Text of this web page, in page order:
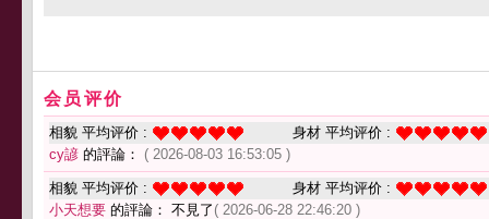
会员评价
相貌 平均评价 :
身材 平均评价 :
cy諺 的評論： ( 2026-08-03 16:53:05 )
相貌 平均评价 :
身材 平均评价 :
小天想要 的評論： 不見了 ( 2026-06-28 22:46:20 )